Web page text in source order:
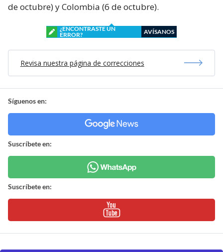
de octubre) y Colombia (6 de octubre).
¿ENCONTRASTE UN
ERROR?
AVÍSANOS
Revisa nuestra página de correcciones
Síguenos en:
Suscríbete en:
Suscríbete en: